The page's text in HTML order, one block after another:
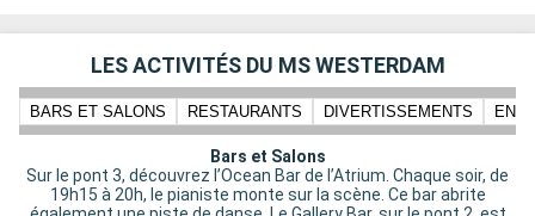
LES ACTIVITÉS DU MS WESTERDAM
BARS ET SALONS RESTAURANTS DIVERTISSEMENTS
Bars et Salons
Sur le pont 3, découvrez l’Ocean Bar de l’Atrium. Chaque soir, de
19h15 à 20h, le pianiste monte sur la scène. Ce bar abrite